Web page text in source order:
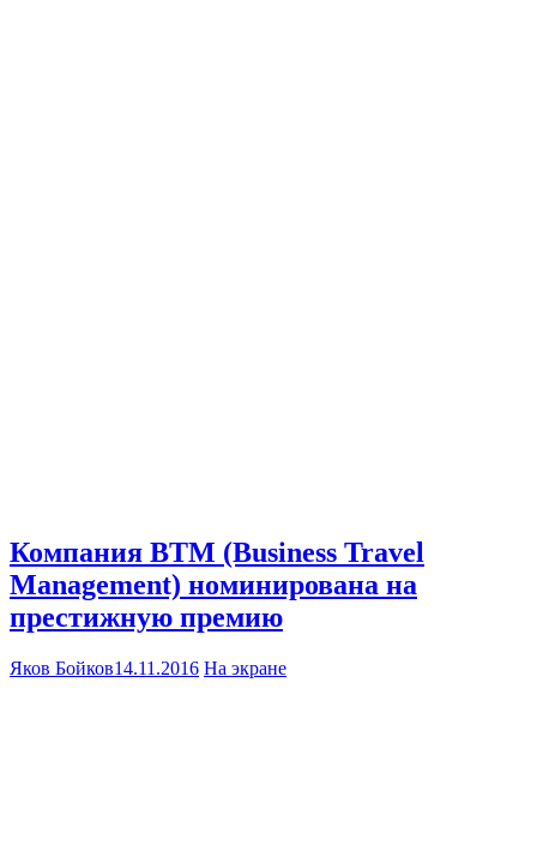
Компания BTM (Business Travel
Management) номинирована на
престижную премию
Яков Бойков14.11.2016 На экране